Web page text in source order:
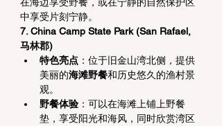
中享受片刻宁静。
7. China Camp State Park (San Rafael,
马林郡)
特色亮点 ：位于旧金山湾北侧，提供
美丽的海滩野餐和历史悠久的渔村景
观。
野餐体验 ：可以在海滩上铺上野餐
垫，享受阳光和海风，同时欣赏湾区